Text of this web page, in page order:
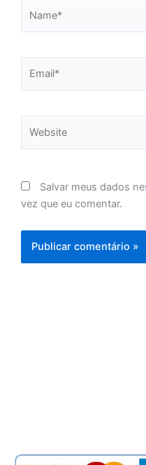
Salvar meus dados
vez que eu comentar.